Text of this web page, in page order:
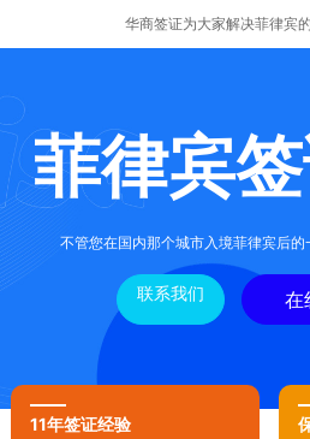
华商签证为大家解决菲律宾
菲律宾
不管您在国内那个城市入境菲律宾后
联系我们 在
11年签证经验